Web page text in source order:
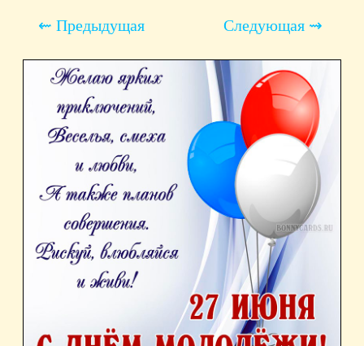
⇜ Предыдущая Следующая ⇝